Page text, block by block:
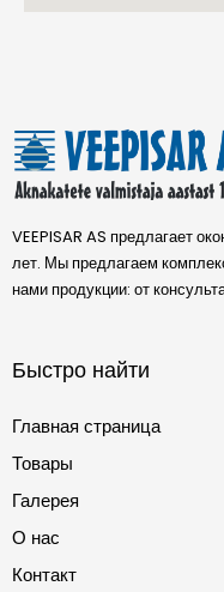
VEEPISAR AS предлагает
лет. Мы предлагаем
нами продукции: от
Быстро найти
Главная страница
Товары
Галерея
О нас
Контакт